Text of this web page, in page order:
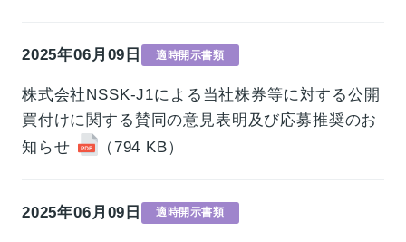
2025年06月09日 適時開示書類
株式会社NSSK-J1による当社株券等に対する公開
買付けに関する賛同の意見表明及び応募推奨のお
知らせ
（794 KB）
2025年06月09日 適時開示書類